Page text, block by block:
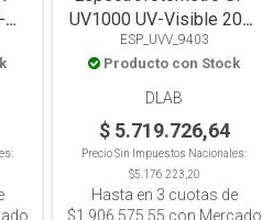
UV1000 UV-Visible 200-
1000nm
ESP_UVV_9403
Producto con Stock
DLAB
$ 5.719.726,64
Precio Sin Impuestos Nacionales:
$5.176.223,20
Hasta en 3 cuotas de
$1.906.575,55 con Mercado